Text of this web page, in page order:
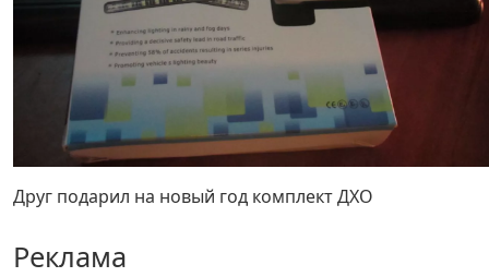
Друг подарил на новый год комплект ДХО
Реклама